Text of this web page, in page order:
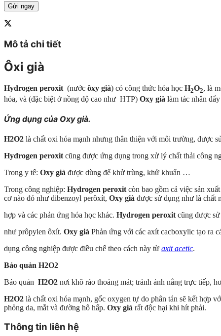
Mô tả chi tiết
Ôxi già
Hydrogen peroxit (nước ôxy già) có công thức hóa học H2O2, là
hóa, và (đặc biệt ở nồng độ cao như HTP) Oxy già làm tác nhân
Ứng dụng của Oxy già.
H2O2 là chất oxi hóa mạnh nhưng thân thiện với môi trường, được
Hydrogen peroxit cũng được ứng dụng trong xử lý chất thải công
Trong y tế: Oxy già được dùng để khử trùng, khử khuẩn …
Trong công nghiệp: Hydrogen peroxit còn bao gồm cả việc sản
cơ nào đó như dibenzoyl perôxít, Oxy già được sử dụng như là chất
hợp và các phản ứng hóa học khác. Hydrogen peroxit cũng được
như prôpylen ôxít. Oxy già Phản ứng với các axít cacboxylic tạo ra
dụng công nghiệp được điều chế theo cách này từ axit acetic.
Bảo quản H2O2
Bảo quản H2O2 nơi khô ráo thoáng mát; tránh ánh nắng trực tiếp,
H2O2 là chất oxi hóa mạnh, gốc oxygen tự do phân tán sẽ kết hợp
phỏng da, mắt và đường hô hấp. Oxy già rất độc hại khi hít phải.
Thông tin liên hệ